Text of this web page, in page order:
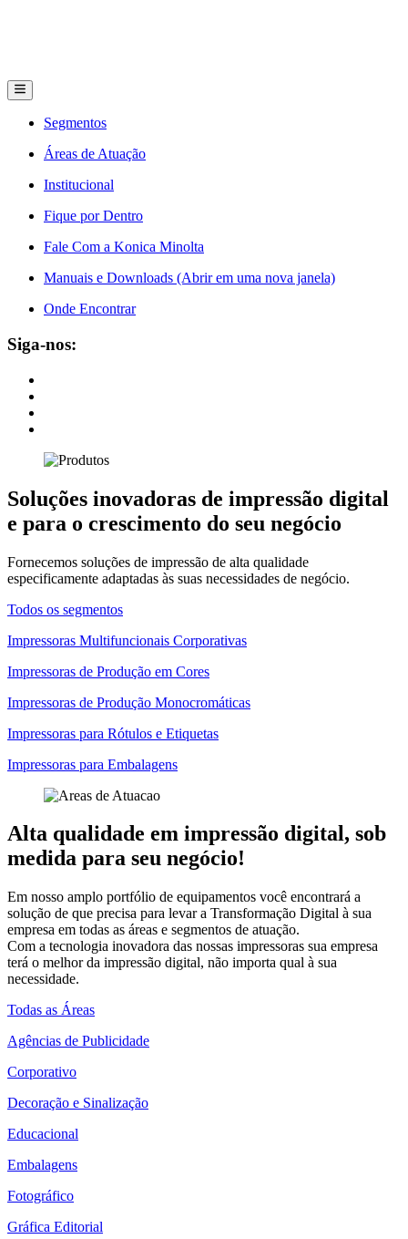
Segmentos
Áreas de Atuação
Institucional
Fique por Dentro
Fale Com a Konica Minolta
Manuais e Downloads (Abrir em uma nova janela)
Onde Encontrar
Siga-nos:
Soluções inovadoras de impressão digital
e para o crescimento do seu negócio
Fornecemos soluções de impressão de alta qualidade
especificamente adaptadas às suas necessidades de negócio.
Todos os segmentos
Impressoras Multifuncionais Corporativas
Impressoras de Produção em Cores
Impressoras de Produção Monocromáticas
Impressoras para Rótulos e Etiquetas
Impressoras para Embalagens
Alta qualidade em impressão digital, sob
medida para seu negócio!
Em nosso amplo portfólio de equipamentos você encontrará a
solução de que precisa para levar a Transformação Digital à sua
empresa em todas as áreas e segmentos de atuação.
Com a tecnologia inovadora das nossas impressoras sua empresa
terá o melhor da impressão digital, não importa qual à sua
necessidade.
Todas as Áreas
Agências de Publicidade
Corporativo
Decoração e Sinalização
Educacional
Embalagens
Fotográfico
Gráfica Editorial